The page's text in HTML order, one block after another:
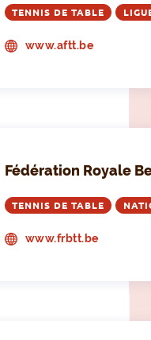
TENNIS DE TABLE
www.aftt.be
Fédération Royale
TENNIS DE TABLE
www.frbtt.be